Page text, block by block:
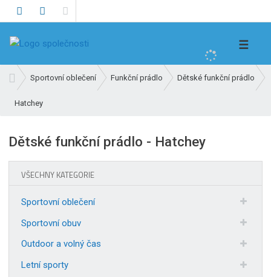
t
☰
v
o
í
Sportovní oblečení Funkční prádlo Dětské funkční prádlo
Hatchey
Dětské funkční prádlo - Hatchey
VŠECHNY KATEGORIE
Sportovní oblečení
Sportovní obuv
Outdoor a volný čas
Letní sporty